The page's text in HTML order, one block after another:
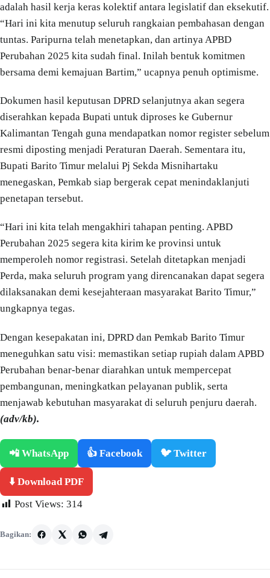
adalah hasil kerja keras kolektif antara legislatif dan eksekutif.
“Hari ini kita menutup seluruh rangkaian pembahasan dengan
tuntas. Paripurna telah menetapkan, dan artinya APBD
Perubahan 2025 kita sudah final. Inilah bentuk komitmen
bersama demi kemajuan Bartim,” ucapnya penuh optimisme.
Dokumen hasil keputusan DPRD selanjutnya akan segera
diserahkan kepada Bupati untuk diproses ke Gubernur
Kalimantan Tengah guna mendapatkan nomor register sebelum
resmi diposting menjadi Peraturan Daerah. Sementara itu,
Bupati Barito Timur melalui Pj Sekda Misnihartaku
menegaskan, Pemkab siap bergerak cepat menindaklanjuti
penetapan tersebut.
“Hari ini kita telah mengakhiri tahapan penting. APBD
Perubahan 2025 segera kita kirim ke provinsi untuk
memperoleh nomor registrasi. Setelah ditetapkan menjadi
Perda, maka seluruh program yang direncanakan dapat segera
dilaksanakan demi kesejahteraan masyarakat Barito Timur,”
ungkapnya tegas.
Dengan kesepakatan ini, DPRD dan Pemkab Barito Timur
meneguhkan satu visi: memastikan setiap rupiah dalam APBD
Perubahan benar-benar diarahkan untuk mempercepat
pembangunan, meningkatkan pelayanan publik, serta
menjawab kebutuhan masyarakat di seluruh penjuru daerah.
(adv/kb).
📲 WhatsApp 👍 Facebook 🐦 Twitter
⬇️ Download PDF
Post Views: 314
Bagikan: